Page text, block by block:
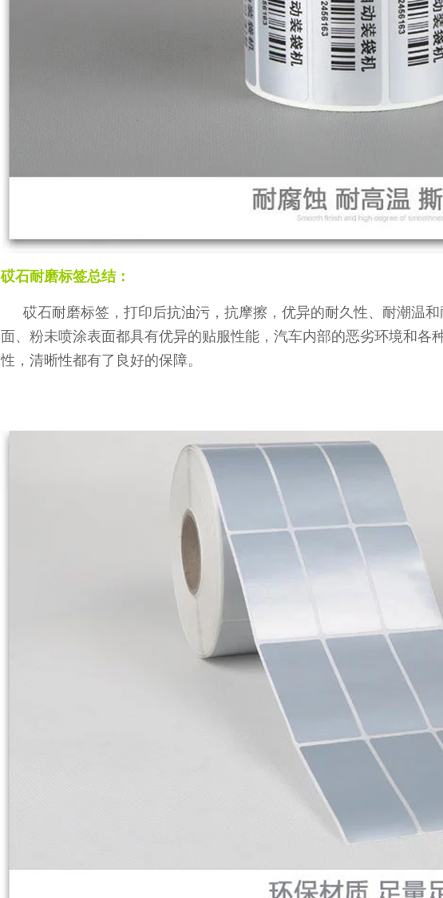
砹石耐磨标签总结：
砹石耐磨标签，打印后抗油污，抗摩擦，优异的耐久性、耐潮温
面、粉未喷涂表面都具有优异的贴服性能，汽车内部的恶劣环境和各
性，清晰性都有了良好的保障。